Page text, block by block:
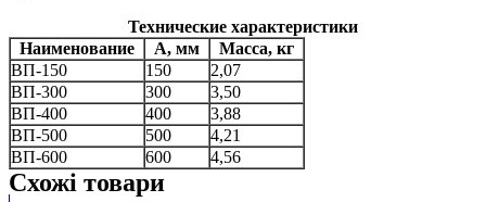
Технические характеристики
Наименование
А, мм Масса, кг
ВП-150
150
2,07
ВП-300
300
3,50
ВП-400
400
3,88
ВП-500
500
4,21
ВП-600
600 4,56
Схожі товари